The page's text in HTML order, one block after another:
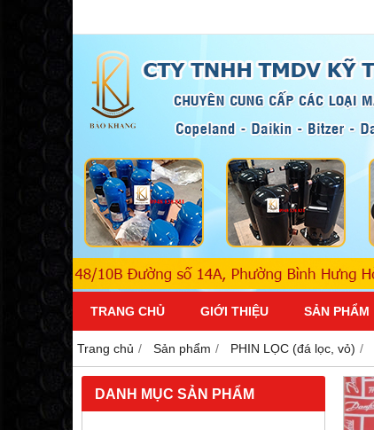
TRANG CHỦ GIỚI THIỆU SẢN PHẨM
Trang chủ Sản phẩm PHIN LỌC (đá lọc, vỏ)
DANH MỤC SẢN PHẨM